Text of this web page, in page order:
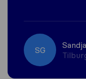
SG